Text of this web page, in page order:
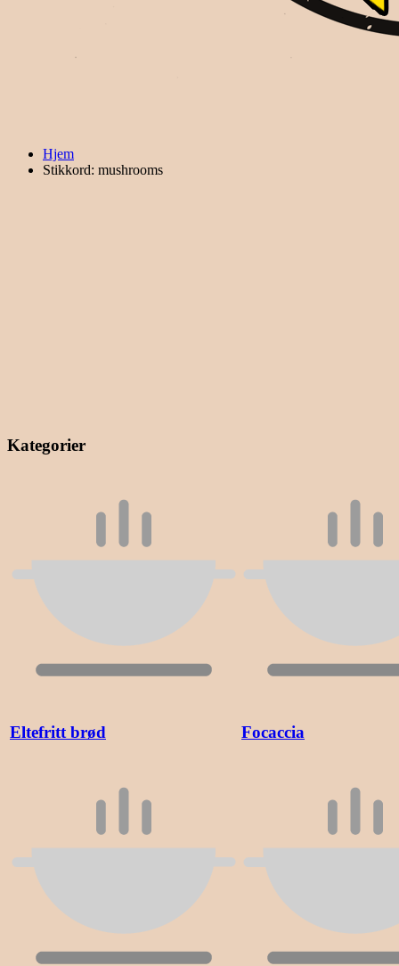
Hjem
Stikkord: mushrooms
Kategorier
Eltefritt brød Focaccia